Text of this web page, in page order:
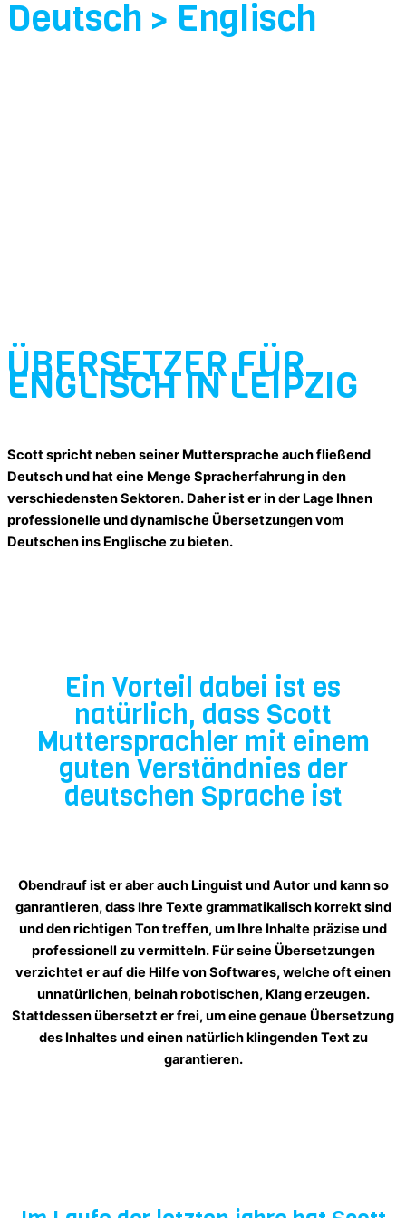
Deutsch > Englisch
ÜBERSETZER FÜR
ENGLISCH IN LEIPZIG
Scott spricht neben seiner Muttersprache auch fließend
Deutsch und hat eine Menge Spracherfahrung in den
verschiedensten Sektoren. Daher ist er in der Lage Ihnen
professionelle und dynamische Übersetzungen vom
Deutschen ins Englische zu bieten.
Ein Vorteil dabei ist es
natürlich, dass Scott
Muttersprachler mit einem
guten Verständnies der
deutschen Sprache ist
Obendrauf ist er aber auch Linguist und Autor und kann so
ganrantieren, dass Ihre Texte grammatikalisch korrekt sind
und den richtigen Ton treffen, um Ihre Inhalte präzise und
professionell zu vermitteln. Für seine Übersetzungen
verzichtet er auf die Hilfe von Softwares, welche oft einen
unnatürlichen, beinah robotischen, Klang erzeugen.
Stattdessen übersetzt er frei, um eine genaue Übersetzung
des Inhaltes und einen natürlich klingenden Text zu
garantieren.